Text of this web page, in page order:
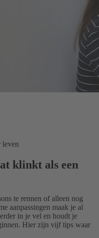
leven
klinkt als een
te rennen of alleen nog
aanpassingen maak je al
in je vel en houdt je
Hier zijn vijf tips waar